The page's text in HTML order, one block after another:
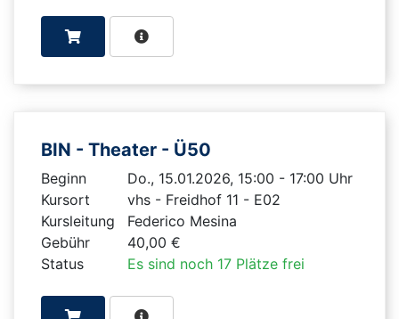
BIN - Theater - Ü50
Beginn
Do., 15.01.2026, 15:00 - 17:00 Uhr
Kursort
vhs - Freidhof 11 - E02
Kursleitung
Federico Mesina
Gebühr
40,00 €
Status
Es sind noch 17 Plätze frei